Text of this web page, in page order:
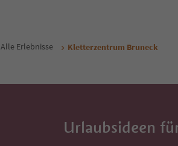
Alle Erlebnisse Kletterzentrum Bruneck
Urlaubsideen